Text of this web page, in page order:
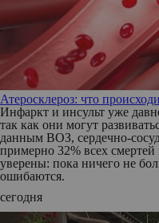
Атеросклероз: что
Инфаркт и инсульт уже
так как они могут
данным ВОЗ, сердечно-
примерно 32% всех
уверены: пока ничего не
ошибаются.
сегодня